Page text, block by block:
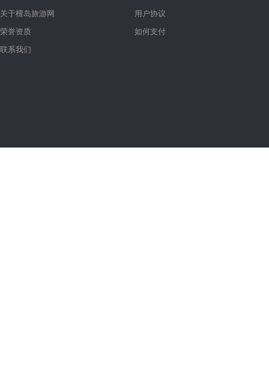
关于檀岛旅游网
荣誉资质
联系我们
用户协议
如何支付